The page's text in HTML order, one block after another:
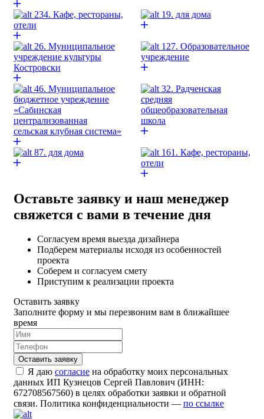
234. Кафе, рестораны,
отели
19. для дома
26. Муниципальное
учреждение культуры
Костровски
127. Образовательное
учреждение
46. Муниципальное
бюджетное учреждение
«Сабинская
централизованная
сельская клубная система»
32. Радченская
средняя
общеобразовательная
школа
87. для дома
161. Кафе, рестораны,
отели
Оставьте заявку и наш менеджер
свяжется с вами в течение дня
Согласуем время выезда дизайнера
Подберем материалы исходя из особенностей
проекта
Соберем и согласуем смету
Приступим к реализации проекта
Оставить заявку
Заполните форму и мы перезвоним вам в ближайшее
время
Я даю согласие на обработку моих персональных
данных ИП Кузнецов Сергей Павлович (ИНН:
672708567560) в целях обработки заявки и обратной
связи. Политика конфиденциальности — по ссылке